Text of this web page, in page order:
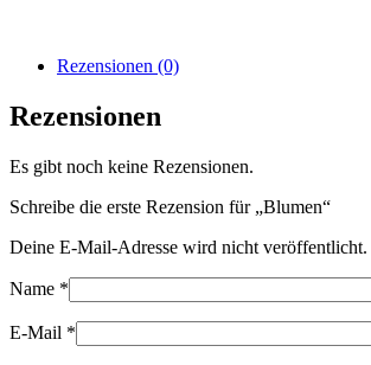
Rezensionen (0)
Rezensionen
Es gibt noch keine Rezensionen.
Schreibe die erste Rezension für „Blumen“
Deine E-Mail-Adresse wird nicht veröffentlicht.
Name *
E-Mail *